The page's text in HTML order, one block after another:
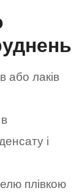
або лаків
і
плівкою